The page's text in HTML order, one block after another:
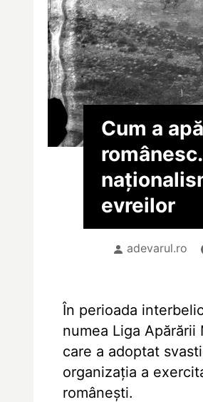
Cum a
evreilor
adevarul.ro
În perioada
numea Liga
care a adoptat
organizația a
românești.